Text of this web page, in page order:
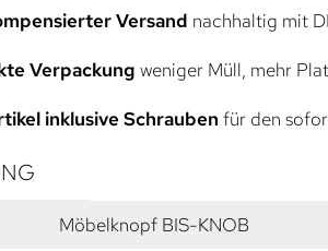
Versand nachhaltig mit
Verpackung weniger Müll, mehr
inklusive Schrauben für den
Möbelknopf BIS-KNOB